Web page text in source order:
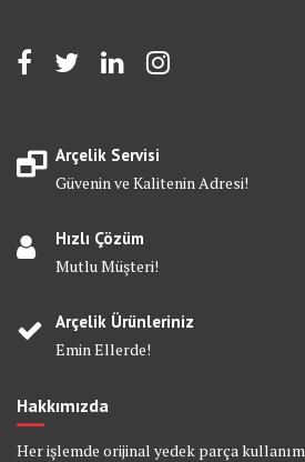
Arçelik Servisi
Güvenin ve Kalitenin Adresi!
Hızlı Çözüm
Mutlu Müşteri!
Arçelik Ürünleriniz
Emin Ellerde!
Hakkımızda
Her işlemde orijinal yedek parça